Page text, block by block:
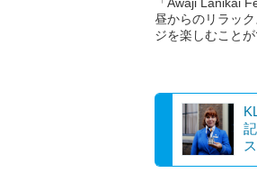
昼からのリラッ
ジを楽しむこと